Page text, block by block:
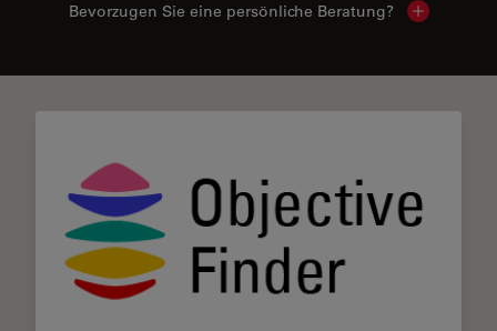
Bevorzugen Sie eine persönliche Beratung? Show